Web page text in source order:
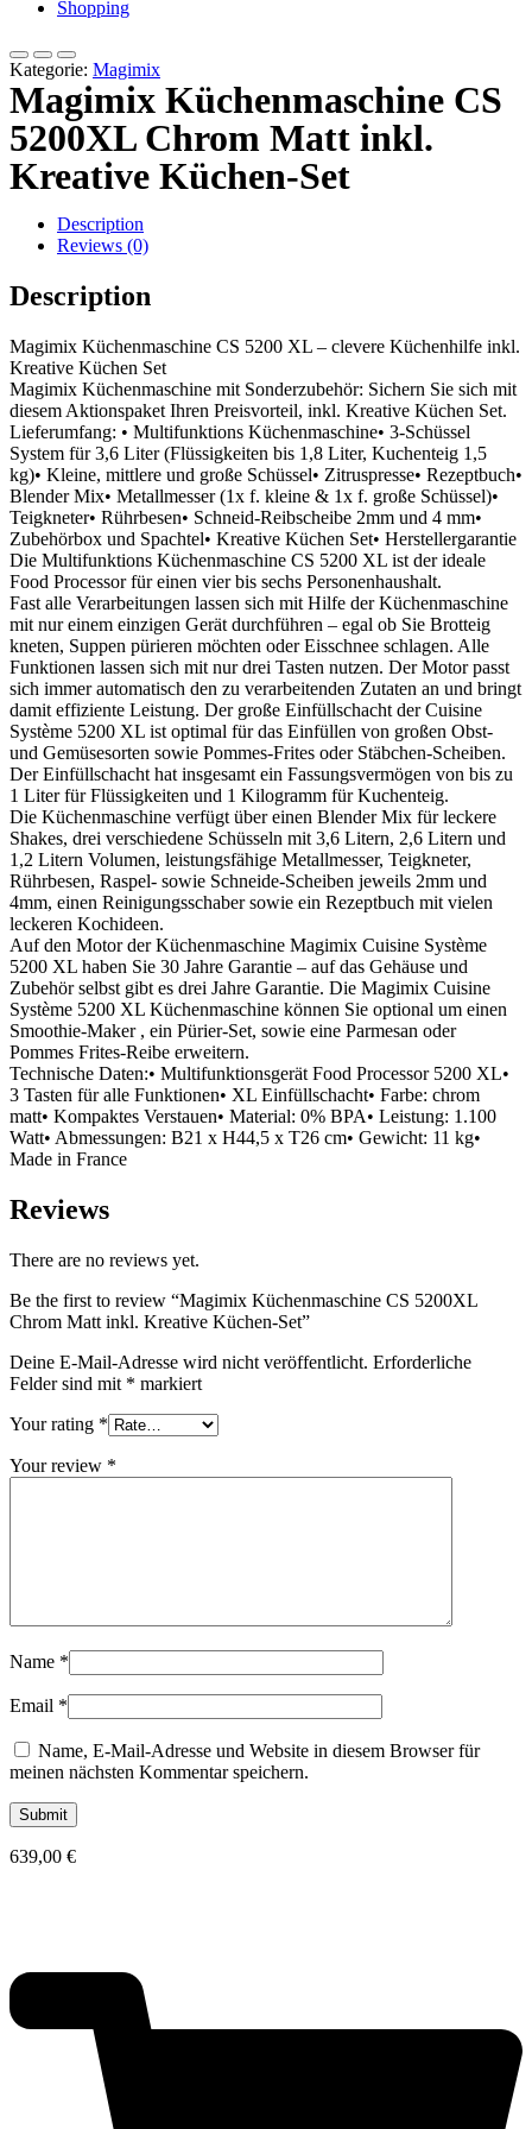
Shopping
Kategorie: Magimix
Magimix Küchenmaschine CS
5200XL Chrom Matt inkl.
Kreative Küchen-Set
Description
Reviews (0)
Description
Magimix Küchenmaschine CS 5200 XL – clevere Küchenhilfe inkl.
Kreative Küchen Set
Magimix Küchenmaschine mit Sonderzubehör: Sichern Sie sich mit
diesem Aktionspaket Ihren Preisvorteil, inkl. Kreative Küchen Set.
Lieferumfang: • Multifunktions Küchenmaschine• 3-Schüssel
System für 3,6 Liter (Flüssigkeiten bis 1,8 Liter, Kuchenteig 1,5
kg)• Kleine, mittlere und große Schüssel• Zitruspresse• Rezeptbuch•
Blender Mix• Metallmesser (1x f. kleine & 1x f. große Schüssel)•
Teigkneter• Rührbesen• Schneid-Reibscheibe 2mm und 4 mm•
Zubehörbox und Spachtel• Kreative Küchen Set• Herstellergarantie
Die Multifunktions Küchenmaschine CS 5200 XL ist der ideale
Food Processor für einen vier bis sechs Personenhaushalt.
Fast alle Verarbeitungen lassen sich mit Hilfe der Küchenmaschine
mit nur einem einzigen Gerät durchführen – egal ob Sie Brotteig
kneten, Suppen pürieren möchten oder Eisschnee schlagen. Alle
Funktionen lassen sich mit nur drei Tasten nutzen. Der Motor passt
sich immer automatisch den zu verarbeitenden Zutaten an und bringt
damit effiziente Leistung. Der große Einfüllschacht der Cuisine
Système 5200 XL ist optimal für das Einfüllen von großen Obst-
und Gemüsesorten sowie Pommes-Frites oder Stäbchen-Scheiben.
Der Einfüllschacht hat insgesamt ein Fassungsvermögen von bis zu
1 Liter für Flüssigkeiten und 1 Kilogramm für Kuchenteig.
Die Küchenmaschine verfügt über einen Blender Mix für leckere
Shakes, drei verschiedene Schüsseln mit 3,6 Litern, 2,6 Litern und
1,2 Litern Volumen, leistungsfähige Metallmesser, Teigkneter,
Rührbesen, Raspel- sowie Schneide-Scheiben jeweils 2mm und
4mm, einen Reinigungsschaber sowie ein Rezeptbuch mit vielen
leckeren Kochideen.
Auf den Motor der Küchenmaschine Magimix Cuisine Système
5200 XL haben Sie 30 Jahre Garantie – auf das Gehäuse und
Zubehör selbst gibt es drei Jahre Garantie. Die Magimix Cuisine
Système 5200 XL Küchenmaschine können Sie optional um einen
Smoothie-Maker , ein Pürier-Set, sowie eine Parmesan oder
Pommes Frites-Reibe erweitern.
Technische Daten:• Multifunktionsgerät Food Processor 5200 XL•
3 Tasten für alle Funktionen• XL Einfüllschacht• Farbe: chrom
matt• Kompaktes Verstauen• Material: 0% BPA• Leistung: 1.100
Watt• Abmessungen: B21 x H44,5 x T26 cm• Gewicht: 11 kg•
Made in France
Reviews
There are no reviews yet.
Be the first to review “Magimix Küchenmaschine CS 5200XL
Chrom Matt inkl. Kreative Küchen-Set”
Deine E-Mail-Adresse wird nicht veröffentlicht. Erforderliche
Felder sind mit * markiert
Your rating *
Your review *
Name *
Email *
Name, E-Mail-Adresse und Website in diesem Browser für
meinen nächsten Kommentar speichern.
639,00 €